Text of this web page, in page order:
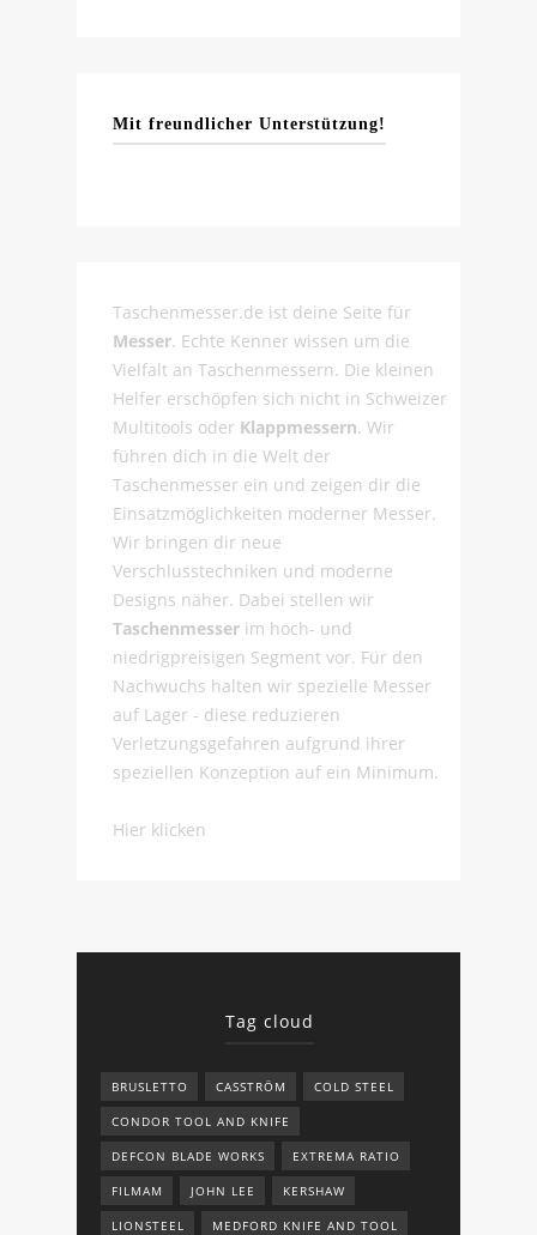
Mit freundlicher Unterstützung!
Taschenmesser.de ist deine Seite für
Messer. Echte Kenner wissen um die
Vielfalt an Taschenmessern. Die kleinen
Helfer erschöpfen sich nicht in Schweizer
Multitools oder Klappmessern. Wir
führen dich in die Welt der
Taschenmesser ein und zeigen dir die
Einsatzmöglichkeiten moderner Messer.
Wir bringen dir neue
Verschlusstechniken und moderne
Designs näher. Dabei stellen wir
Taschenmesser im hoch- und
niedrigpreisigen Segment vor. Für den
Nachwuchs halten wir spezielle Messer
auf Lager - diese reduzieren
Verletzungsgefahren aufgrund ihrer
speziellen Konzeption auf ein Minimum.
Hier klicken
Tag cloud
BRUSLETTO CASSTRÖM COLD STEEL
CONDOR TOOL AND KNIFE
DEFCON BLADE WORKS EXTREMA RATIO
FILMAM JOHN LEE KERSHAW
LIONSTEEL MEDFORD KNIFE AND TOOL